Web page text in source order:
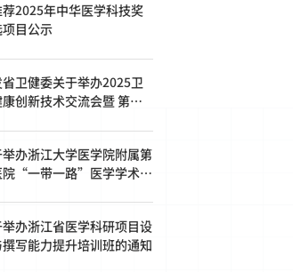
2025年中华医学科技奖
目公示
卫健委关于举办2025卫
创新技术交流会暨 第七
办浙江大学医学院附属第
院“一带一路”医学学术论
办浙江省医学科研项目设
写能力提升培训班的通知